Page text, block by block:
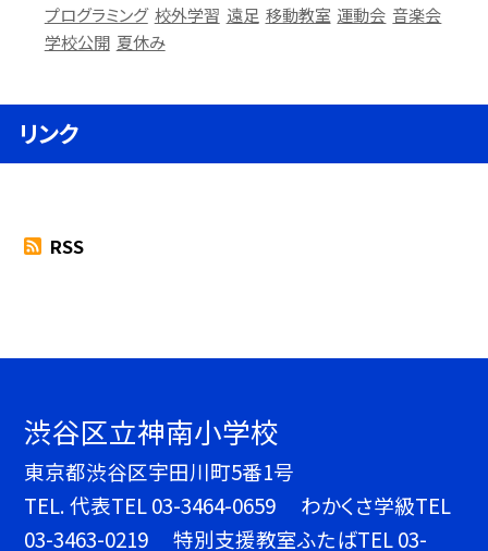
プログラミング 校外学習 遠足 移動教室 運動会 音楽会
学校公開 夏休み
リンク
RSS
渋谷区立神南小学校
東京都渋谷区宇田川町5番1号
TEL.代表TEL 03-3464-0659 わかくさ学級TEL
03-3463-0219 特別支援教室ふたばTEL 03-